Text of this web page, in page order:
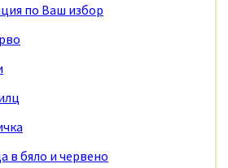
по Ваш избор
в бяло и червено